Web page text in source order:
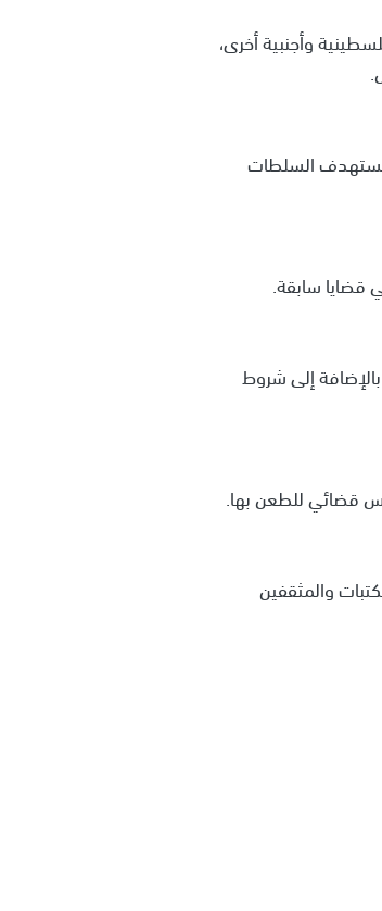
وأجنبية أخرى،
تستهدف السلطات
قضايا سابقة.
عن صاحب المكتبة بشرط الإبعاد عن مكان عمله لمدة 14 يوماً، بالإضافة إلى شروط
قضائي للطعن بها.
والمثقفين